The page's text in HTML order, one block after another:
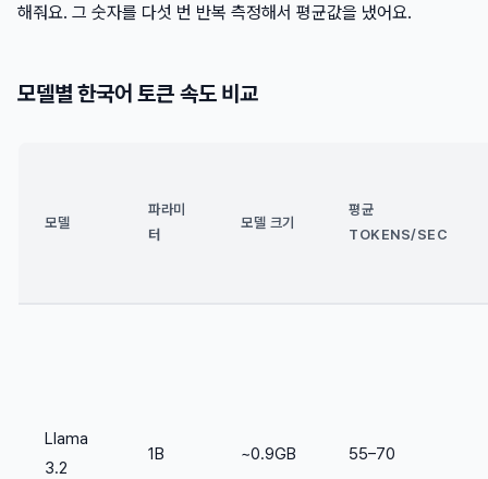
해줘요. 그 숫자를 다섯 번 반복 측정해서 평균값을 냈어요.
모델별 한국어 토큰 속도 비교
모델
파라미
터
모델 크기
평균
TOKENS/SEC
Llama
3.2
1B ~0.9GB 55–70